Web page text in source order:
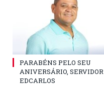
PARABÉNS PELO SEU
ANIVERSÁRIO, SERVIDOR
EDCARLOS